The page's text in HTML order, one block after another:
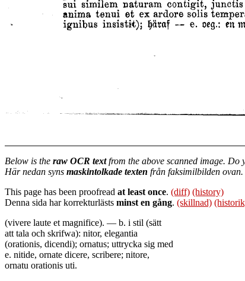
Below is the raw OCR textfrom the above scanned image. Do
Här nedan syns maskintolkade texten från faksimilbilden
This page has been proofread at least once. (diff) (history)
Denna sida har korrekturlästs minst en gång. (skillnad)
(vivere laute et magnifice). — b. i stil (sätt
att tala och skrifwa): nitor, elegantia
(orationis, dicendi); ornatus; uttrycka sig med
e. nitide, ornate dicere, scribere; nitore,
ornatu orationis uti.